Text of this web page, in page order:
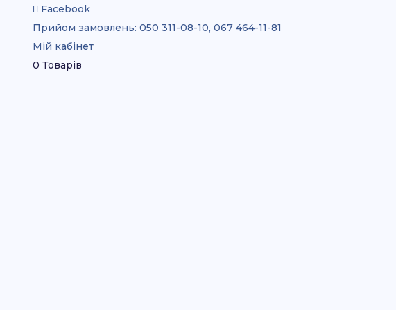
Facebook
Прийом замовлень: 050 311-08-10, 067 464-11-81
Мій кабінет
0 Товарів